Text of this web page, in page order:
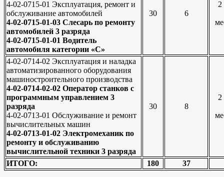
4-02-0715-01 Эксплуатация, ремонт и
обслуживание автомобилей
4-02-0715-01-03 Слесарь по ремонту
автомобилей 3 разряда
4-02-0715-01-01 Водитель
автомобиля категории «С»
30 6
2
4-02-0714-02 Эксплуатация и наладка
автоматизированного оборудования
машиностроительного производства
4-02-0714-02-02 Оператор станков с
программным управлением 3
разряда
4-02-0713-01 Обслуживание и ремонт
вычислительных машин
4-02-0713-01-02 Электромеханик по
ремонту и обслуживанию
вычислительной техники 3 разряда
30 8
2
ИТОГО: 180 37